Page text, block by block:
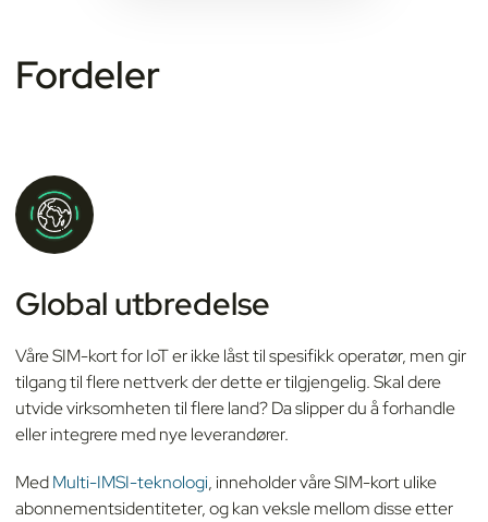
Fordeler
Global utbredelse
Våre SIM-kort for IoT er ikke låst til spesifikk operatør, men gir
tilgang til flere nettverk der dette er tilgjengelig.Skal dere
utvide virksomheten til flere land? Da slipper du å forhandle
eller integrere med nye leverandører.
MedMulti-IMSI-teknologi, inneholder våre SIM-kort ulike
abonnementsidentiteter, og kan veksle mellom disse etter